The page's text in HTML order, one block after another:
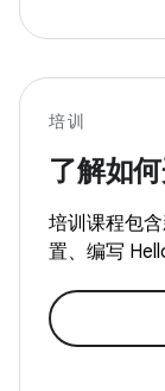
培训
了解如
培训课程包
置、编写